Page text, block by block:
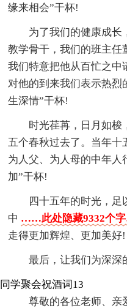
缘来相会”干杯!
为了我们的健康成长
教学骨干，我们的班主任
我们特意把他从百忙之中
对他的到来我们表示热
生深情”干杯!
时光荏苒，日月如梭
五个春秋过去了。当年十
为人父、为人母的中年
加”干杯!
四十五年的时光，足
中 ……此处隐藏9332个
走得更加辉煌、更加美好!
最后，让我们为深深
同学聚会祝酒词13
尊敬的各位老师、亲